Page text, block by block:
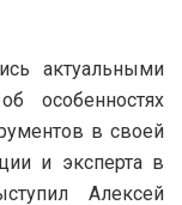
актуальными
особенностях
в своей
и эксперта в
Алексей